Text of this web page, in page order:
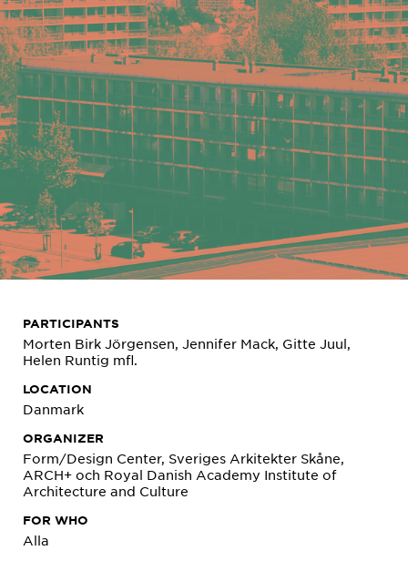
PARTICIPANTS
Morten Birk Jörgensen, Jennifer Mack, Gitte Juul,
Helen Runtig mfl.
LOCATION
Danmark
ORGANIZER
Form/Design Center, Sveriges Arkitekter Skåne,
ARCH+ och Royal Danish Academy Institute of
Architecture and Culture
FOR WHO
Alla